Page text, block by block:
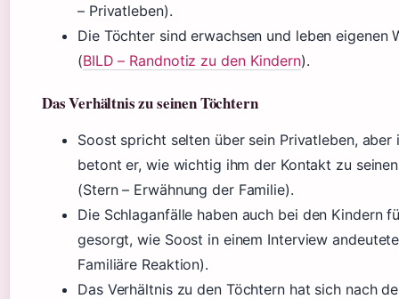
– Privatleben).
Die Töchter sind erwachsen und leben eigenen
(BILD – Randnotiz zu den Kindern).
Das Verhältnis zu seinen Töchtern
Soost spricht selten über sein Privatleben, aber
betont er, wie wichtig ihm der Kontakt zu
(Stern – Erwähnung der Familie).
Die Schlaganfälle haben auch bei den Kindern
gesorgt, wie Soost in einem Interview
Familiäre Reaktion).
Das Verhältnis zu den Töchtern hat sich nach